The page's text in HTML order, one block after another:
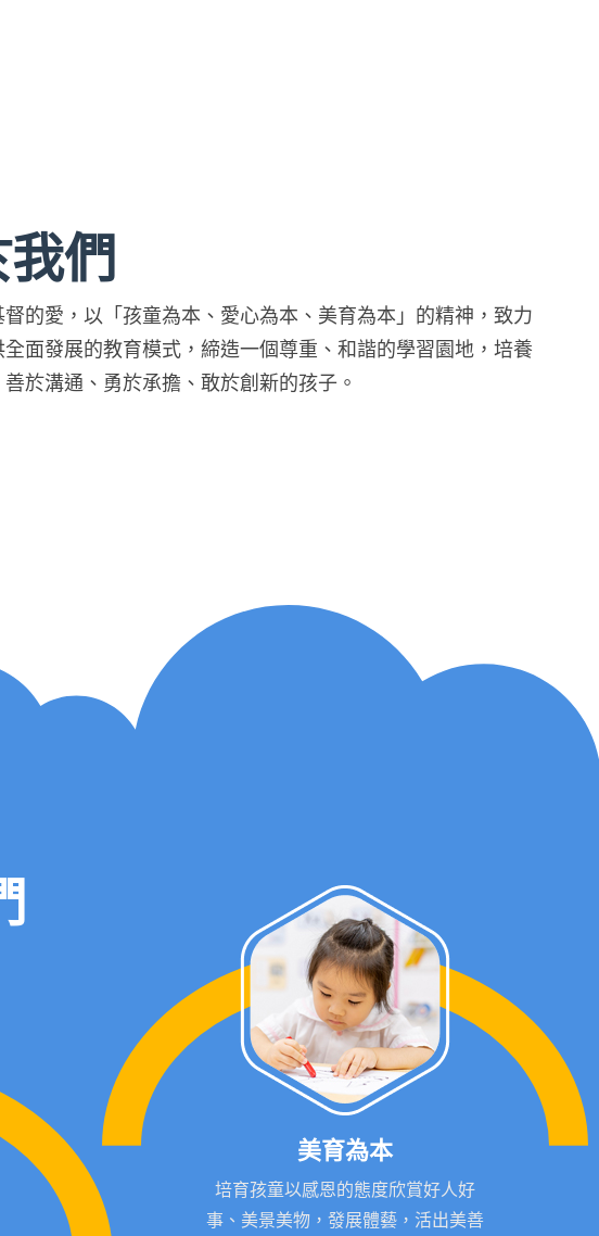
們
的愛，以「孩童為本、愛心為本、美育為本」的精神，致力
面發展的教育模式，締造一個尊重、和諧的學習園地，培養
於溝通、勇於承擔、敢於創新的孩子。
美育為本
培育孩童以感恩的態度欣賞好人好
事、美景美物，發展體藝，活出美善